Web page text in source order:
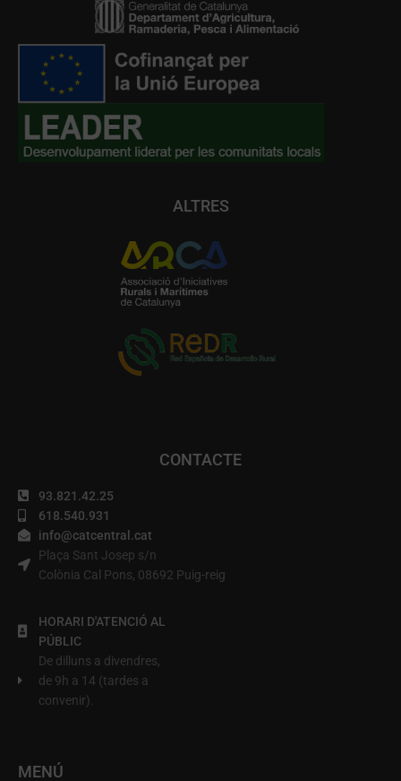
ALTRES
CONTACTE
93.821.42.25
618.540.931
info@catcentral.cat
Plaça Sant Josep s/n
Colònia Cal Pons, 08692 Puig-reig
HORARI D'ATENCIÓ AL
PÚBLIC
De dilluns a divendres,
de 9h a 14 (tardes a
convenir).
MENÚ